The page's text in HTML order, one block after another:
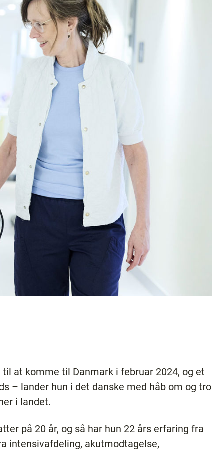
at komme til Danmark i februar 2024, og et
– lander hun i det danske med håb om og tro
i landet.
på 20 år, og så har hun 22 års erfaring fra
intensivafdeling, akutmodtagelse,